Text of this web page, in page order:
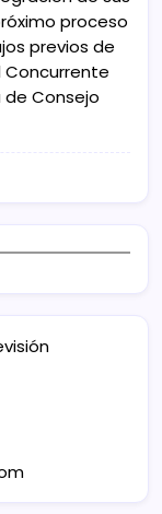
proceso
previos de
Concurrente
de Consejo